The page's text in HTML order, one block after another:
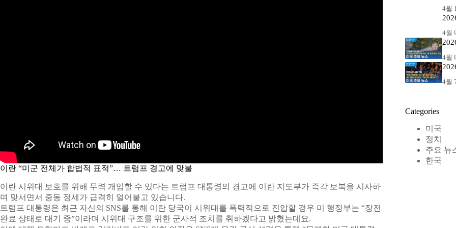
이란 “미군 전체가 합법적 표적”… 트럼프 경고에 맞불
이란 시위대 보호를 위해 무력 개입할 수 있다는 트럼프 대통령의 경고에 이란 지도부가 즉각 보복을 시사하
며 맞서면서 중동 정세가 급격히 얼어붙고 있습니다.
트럼프 대통령은 최근 자신의 SNS를 통해 이란 당국이 시위대를 폭력적으로 진압할 경우 미 행정부는 “장전
완료 상태로 대기 중”이라며 시위대 구조를 위한 군사적 조치를 취하겠다고 밝혔는데요.
4월
4월
4월
4월
Categories
미국
정치
주요 뉴
한국